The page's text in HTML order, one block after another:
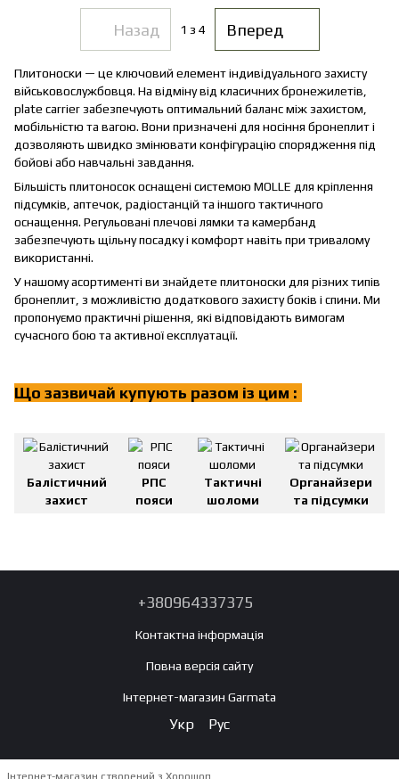
Плитоноски — це ключовий елемент індивідуального захисту
військовослужбовця. На відміну від класичних бронежилетів,
plate carrier забезпечують оптимальний баланс між захистом,
мобільністю та вагою. Вони призначені для носіння бронеплит і
дозволяють швидко змінювати конфігурацію спорядження під
бойові або навчальні завдання.
Більшість плитоносок оснащені системою MOLLE для кріплення
підсумків, аптечок, радіостанцій та іншого тактичного
оснащення. Регульовані плечові лямки та камербанд
забезпечують щільну посадку і комфорт навіть при тривалому
використанні.
У нашому асортименті ви знайдете плитоноски для різних типів
бронеплит, з можливістю додаткового захисту боків і спини. Ми
пропонуємо практичні рішення, які відповідають вимогам
сучасного бою та активної експлуатації.
Що зазвичай купують разом із цим :
Балістичний
захист
РПС
пояси
Тактичні
шоломи
Органайзери
та підсумки
Назад 1 з 4 Вперед
+380964337375
Контактна інформація
Повна версія сайту
Інтернет-магазин Garmata
Укр Рус
Інтернет-магазин створений з Хорошоп